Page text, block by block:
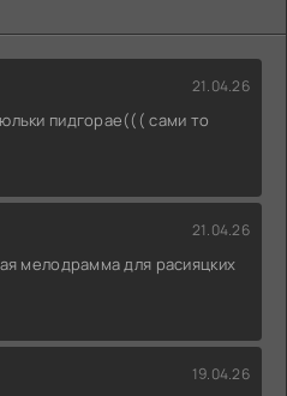
21.04.26
пидгорае((( сами то
21.04.26
мелодрамма для расияцких
19.04.26